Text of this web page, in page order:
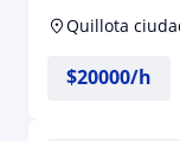
Quillota
$20000/h